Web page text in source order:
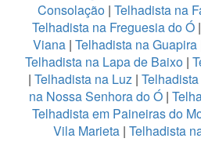
Consolação | Telhadista na
Telhadista na Freguesia do Ó|
Viana| Telhadista na Guapira
Telhadista na Lapa de Baixo |
| Telhadista na Luz|
na Nossa Senhora do Ó|
Telhadista em Paineiras do
Vila Marieta | Telhadista